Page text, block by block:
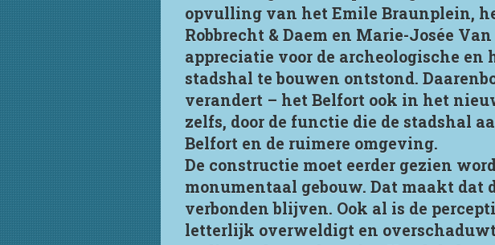
opvulling van het Emile Braunplein,
Robbrecht & Daem en Marie-Josée
appreciatie voor de archeologische
stadshal te bouwen ontstond.
verandert – het Belfort ook in het
zelfs, door de functie die de stadshal
Belfort en de ruimere omgeving.
De constructie moet eerder gezien
monumentaal gebouw. Dat maakt dat
verbonden blijven. Ook al is de
letterlijk overweldigt en